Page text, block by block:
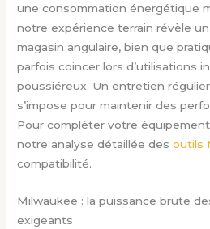
une consommation énergétique
notre expérience terrain révèle
magasin angulaire, bien que
parfois coincer lors d’utilisations
poussiéreux. Un entretien régulier
s’impose pour maintenir des
Pour compléter votre
notre analyse détaillée desoutils
compatibilité.
Milwaukee : la puissance brute
exigeants